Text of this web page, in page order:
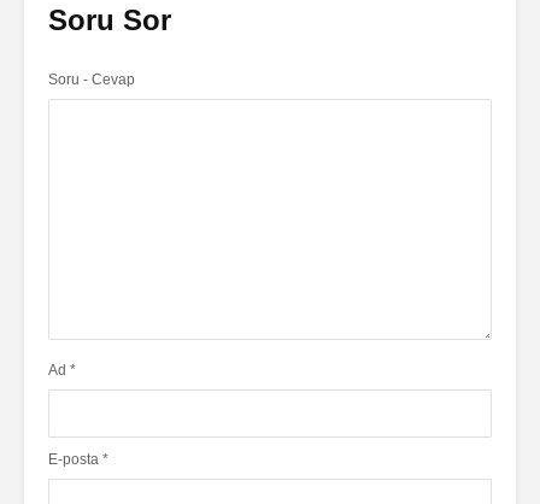
Soru Sor
Soru - Cevap
Ad *
E-posta *